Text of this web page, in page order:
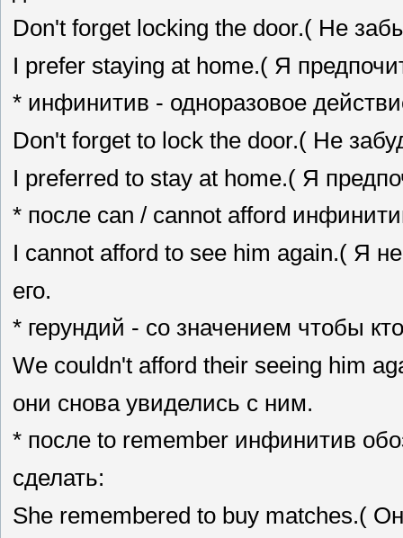
Don't forget locking the door.( He
I prefer staying at home.( Я
* инфинитив - одноразовое
Don't forget to lock the door.( He
I preferred to stay at home.( Я
* после can / cannot afford
I cannot afford to see him again.( Я
его.
* герундий - со значением чтобы
We couldn't afford their seeing him
они снова увиделись с ним.
* после to remember инфинитив
сделать:
She remembered to buy matches.(